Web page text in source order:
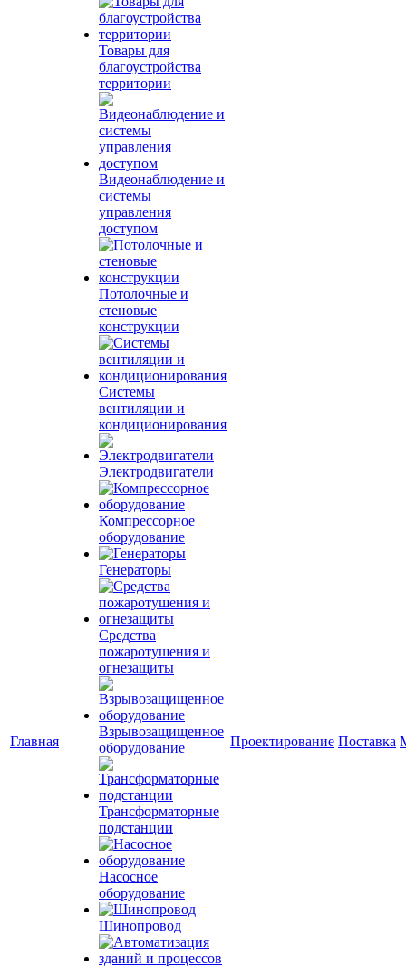
Главная
Товары для
благоустройства
территории
Видеонаблюдение и
системы
управления
доступом
Потолочные и
стеновые
конструкции
Системы
вентиляции и
кондиционирования
Электродвигатели
Компрессорное
оборудование
Генераторы
Средства
пожаротушения и
огнезащиты
Взрывозащищенное
оборудование
Трансформаторные
подстанции
Насосное
оборудование
Шинопровод
Проектирование Поставка